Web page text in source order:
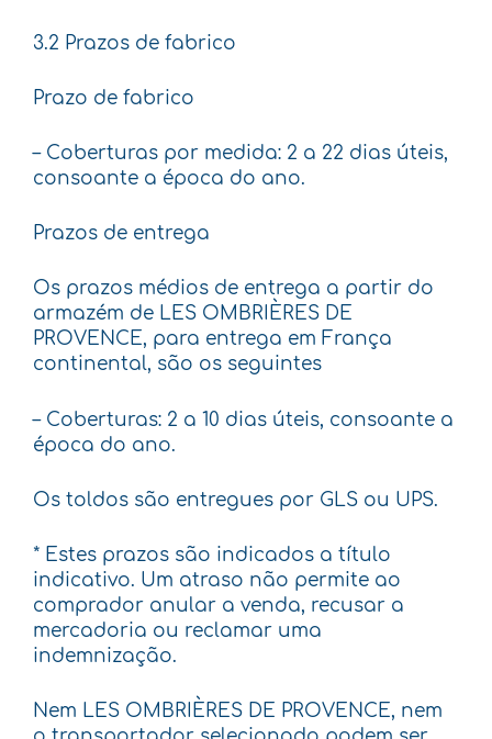
3.2 Prazos de fabrico
Prazo de fabrico
– Coberturas por medida: 2 a 22 dias úteis,
consoante a época do ano.
Prazos de entrega
Os prazos médios de entrega a partir do
armazém de LES OMBRIÈRES DE
PROVENCE, para entrega em França
continental, são os seguintes
– Coberturas: 2 a 10 dias úteis, consoante a
época do ano.
Os toldos são entregues por GLS ou UPS.
* Estes prazos são indicados a título
indicativo. Um atraso não permite ao
comprador anular a venda, recusar a
mercadoria ou reclamar uma
indemnização.
Nem LES OMBRIÈRES DE PROVENCE, nem